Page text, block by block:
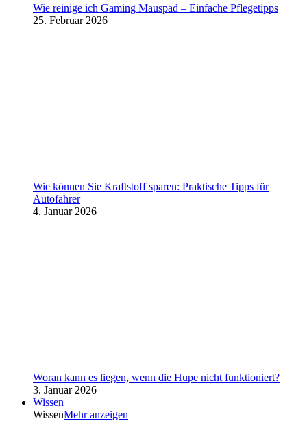
Wie reinige ich Gaming Mauspad – Einfache Pflegetipps
25. Februar 2026
Wie können Sie Kraftstoff sparen: Praktische Tipps für
Autofahrer
4. Januar 2026
Woran kann es liegen, wenn die Hupe nicht funktioniert?
3. Januar 2026
Wissen
WissenMehr anzeigen